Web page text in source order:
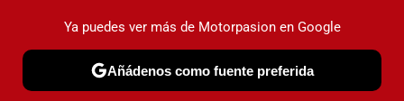
PRUEBAS COCHES ELÉCTRICOS OBSERVATORIO
Ya puedes ver más de Motorpasion en Google
Añádenos como fuente preferida